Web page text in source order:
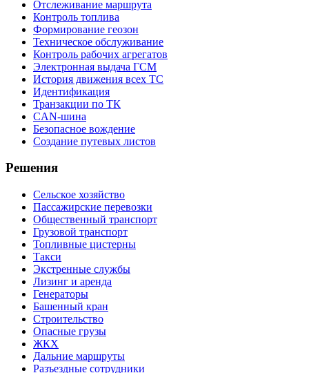
Отслеживание маршрута
Контроль топлива
Формирование геозон
Техническое обслуживание
Контроль рабочих агрегатов
Электронная выдача ГСМ
История движения всех ТС
Идентификация
Транзакции по ТК
CAN-шина
Безопасное вождение
Создание путевых листов
Решения
Сельское хозяйство
Пассажирские перевозки
Общественный транспорт
Грузовой транспорт
Топливные цистерны
Такси
Экстренные службы
Лизинг и аренда
Генераторы
Башенный кран
Строительство
Опасные грузы
ЖКХ
Дальние маршруты
Разъездные сотрудники